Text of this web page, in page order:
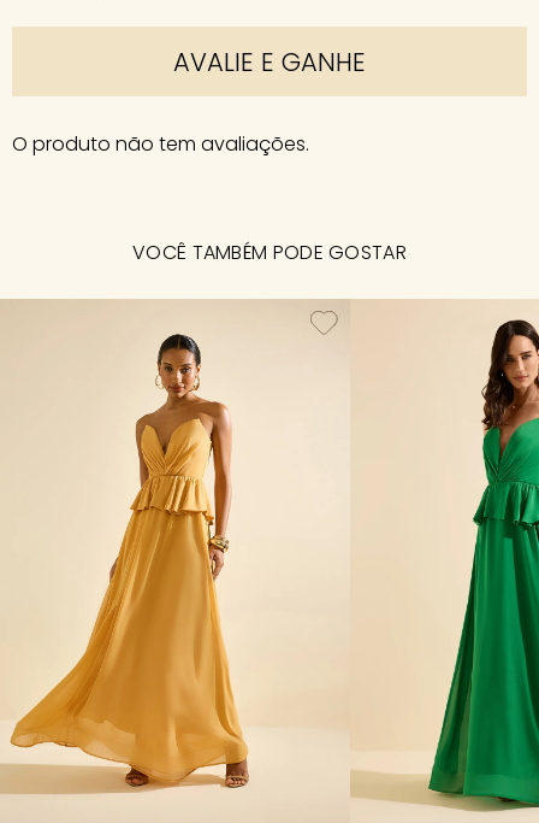
AVALIE E GANHE
O produto não tem avaliações.
VOCÊ TAMBÉM PODE GOSTAR